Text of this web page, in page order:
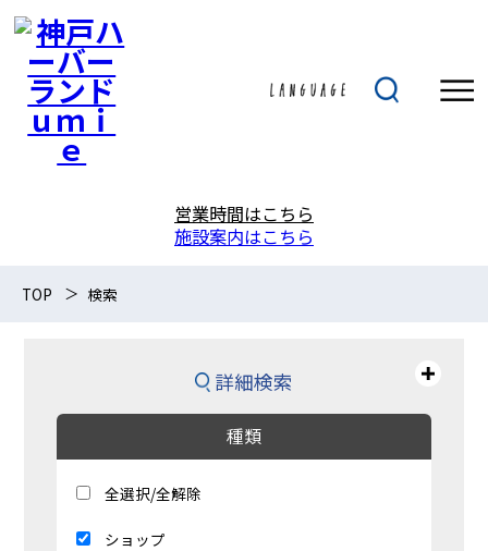
営業時間はこちら
施設案内はこちら
TOP 検索
詳細検索
種類
全選択/全解除
ショップ